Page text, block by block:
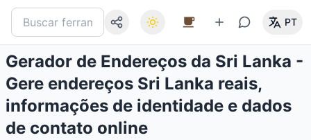
PT
Gerador de Endereços da Sri Lanka -
Gere endereços Sri Lanka reais,
informações de identidade e dados
de contato online